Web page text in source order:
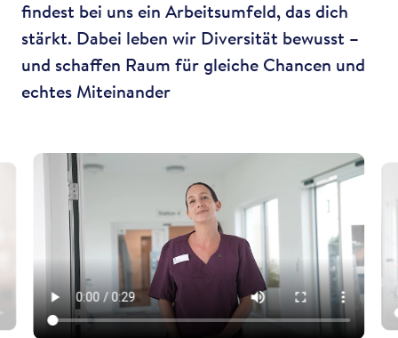
findest bei uns ein Arbeitsumfeld, das dich
stärkt. Dabei leben wir Diversität bewusst –
und schaffen Raum für gleiche Chancen und
echtes Miteinander